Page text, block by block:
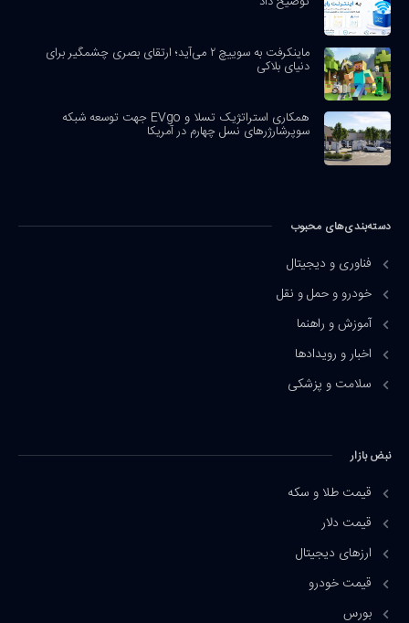
ماینکرفت به سوییچ ۲ می‌آید؛ ارتقای بصری چشمگیر برای
دنیای بلاکی
همکاری استراتژیک تسلا و EVgo جهت توسعه شبکه
سوپرشارژرهای نسل چهارم در آمریکا
دسته‌بندی‌های محبوب
فناوری و دیجیتال
خودرو و حمل و نقل
آموزش و راهنما
اخبار و رویدادها
سلامت و پزشکی
نبض بازار
قیمت طلا و سکه
قیمت دلار
ارزهای دیجیتال
قیمت خودرو
بورس